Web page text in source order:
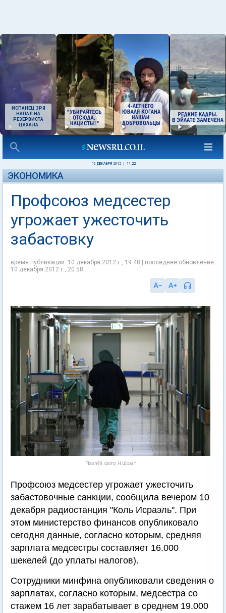
ИСПАНЕЦ ЗРЯ
НАПАЛ НА
РЕЗЕРВИСТА
ЦАХАЛА
10 ДЕКАБРЯ 2012 11:22
ЭКОНОМИКА
Профсоюз медсестер
угрожает ужесточить
забастовку
время публикации: 10 декабря 2012 г., 19:48 | последнее обновление:
10 декабря 2012 г., 20:58
Flash90. Фото: Н.Шохат
Профсоюз медсестер угрожает ужесточить
забастовочные санкции, сообщила вечером 10
декабря радиостанция "Коль Исраэль". При
этом министерство финансов опубликовало
сегодня данные, согласно которым, средняя
зарплата медсестры составляет 16.000
шекелей (до уплаты налогов).
Сотрудники минфина опубликовали сведения о
зарплатах, согласно которым, медсестра со
стажем 16 лет зарабатывает в среднем 19.000